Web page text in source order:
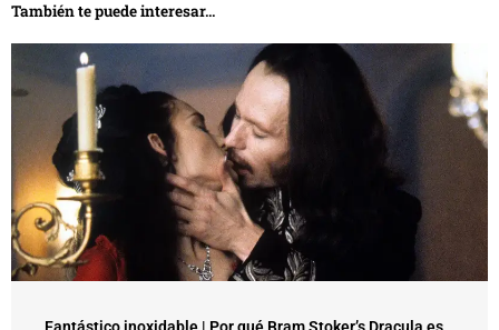
También te puede interesar...